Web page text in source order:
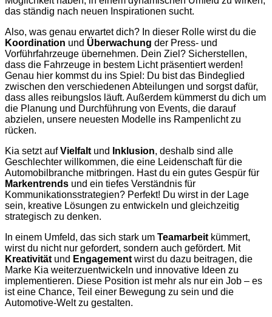
das ständig nach neuen Inspirationen sucht.
Also, was genau erwartet dich? In dieser Rolle wirst du die
Koordination und Überwachung der Press- und
Vorführfahrzeuge übernehmen. Dein Ziel? Sicherstellen,
dass die Fahrzeuge in bestem Licht präsentiert werden!
Genau hier kommst du ins Spiel: Du bist das Bindeglied
zwischen den verschiedenen Abteilungen und sorgst dafür,
dass alles reibungslos läuft. Außerdem kümmerst du dich um
die Planung und Durchführung von Events, die darauf
abzielen, unsere neuesten Modelle ins Rampenlicht zu
rücken.
Kia setzt aufVielfalt und Inklusion, deshalb sind alle
Geschlechter willkommen, die eine Leidenschaft für die
Automobilbranche mitbringen. Hast du ein gutes Gespür für
Markentrends und ein tiefes Verständnis für
Kommunikationsstrategien? Perfekt! Du wirst in der Lage
sein, kreative Lösungen zu entwickeln und gleichzeitig
strategisch zu denken.
In einem Umfeld, das sich stark um Teamarbeit kümmert,
wirst du nicht nur gefordert, sondern auch gefördert. Mit
Kreativität und Engagement wirst du dazu beitragen, die
Marke Kia weiterzuentwickeln und innovative Ideen zu
implementieren. Diese Position ist mehr als nur ein Job – es
ist eine Chance, Teil einer Bewegung zu sein und die
Automotive-Welt zu gestalten.